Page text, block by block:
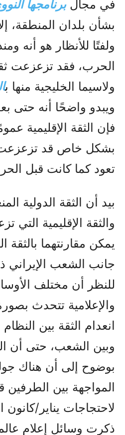
في مجالبرنامجها
بشأن بلدان المنطقة،
ولفتًا للأنظار هو أنه
الحرب، فقد تزعزعت
ولاسيما الخليجية منها ب
ويبدو واضحًا أنه حتى
فإن الثقة الإقليمية
بشكل خاص قد
تعود كما كانت قبل
بيد أن الثقة الدولية
والثقة الإقليمية التي
يمكن مقارنتهما بالثقة
جانب الشعب الإيراني
للنظر أن مختلف
والإعلامية تتحدث
انعدام الثقة بين
وبين الشعب، حتى أن
بوضوح إلى أن هناك
المواجهة بين الطرفين
ذكرت وسائل إعلام